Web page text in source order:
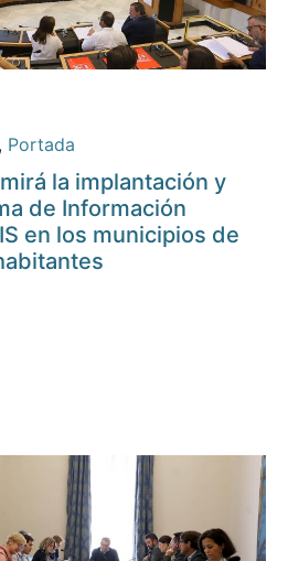
, Portada
la implantación y
de Información
en los municipios de